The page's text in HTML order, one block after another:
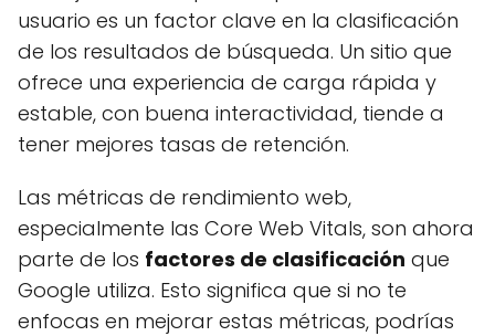
usuario es un factor clave en la clasificación
de los resultados de búsqueda. Un sitio que
ofrece una experiencia de carga rápida y
estable, con buena interactividad, tiende a
tener mejores tasas de retención.
Las métricas de rendimiento web,
especialmente las Core Web Vitals, son ahora
parte de los factores de clasificación que
Google utiliza. Esto significa que si no te
enfocas en mejorar estas métricas, podrías